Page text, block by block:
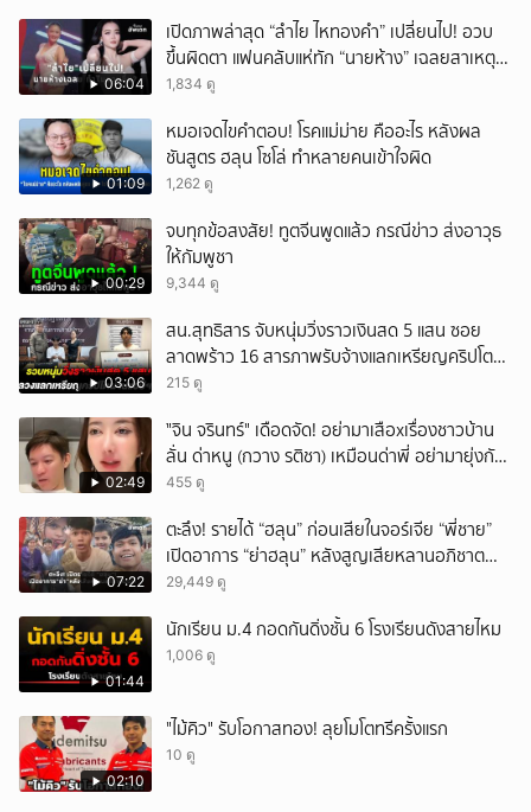
06:04
เปิดภาพล่าสุด “ลำไย ไหทองคำ” เปลี่ยนไป! อวบ
ขึ้นผิดตา แฟนคลับแห่ทัก “นายห้าง” เฉลยสาเหตุ
ชัด!
1,834 ดู
01:09
หมอเจดไขคำตอบ! โรคแม่ม่าย คืออะไร หลังผล
ชันสูตร ฮลุน โซโล่ ทำหลายคนเข้าใจผิด
1,262 ดู
00:29
จบทุกข้อสงสัย! ทูตจีนพูดแล้ว กรณีข่าว ส่งอาวุธ
ให้กัมพูชา
9,344 ดู
03:06
สน.สุทธิสาร จับหนุ่มวิ่งราวเงินสด 5 แสน ซอย
ลาดพร้าว 16 สารภาพรับจ้างแลกเหรียญคริปโต
ผ่านแอปฯ
215 ดู
02:49
ั่"จิน จรินทร์" เดือดจัด! อย่ามาเสือxเรื่องชาวบ้าน
ลั่น ด่าหนู (กวาง รติชา) เหมือนด่าพี่ อย่ามายุ่งกับ
คนของผม จบ!!!
455 ดู
07:22
ตะลึง! รายได้ “ฮลุน” ก่อนเสียในจอร์เจีย “พี่ชาย”
เปิดอาการ “ย่าฮลุน” หลังสูญเสียหลานอภิชาต
บุตร!
29,449 ดู
01:44
นักเรียน ม.4 กอดกันดิ่งชั้น 6 โรงเรียนดังสายไหม
1,006 ดู
02:10
"ไม้คิว" รับโอกาสทอง! ลุยโมโตทรีครั้งแรก
10 ดู